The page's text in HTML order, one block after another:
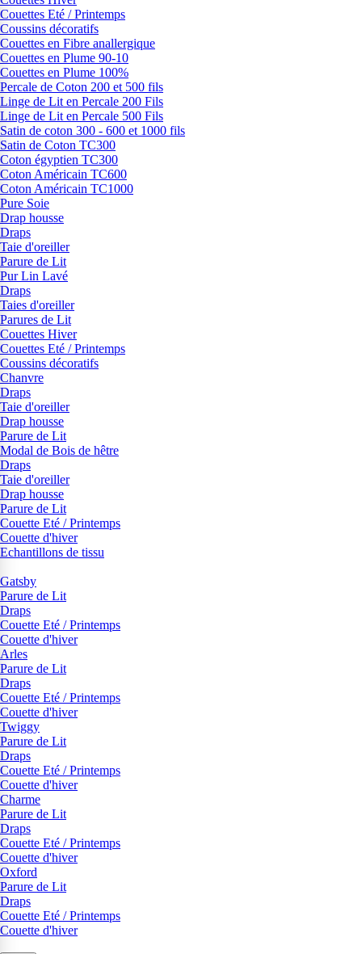
Couettes Eté / Printemps
Coussins décoratifs
Couettes en Fibre anallergique
Couettes en Plume 90-10
Couettes en Plume 100%
Percale de Coton 200 et 500 fils
Linge de Lit en Percale 200 Fils
Linge de Lit en Percale 500 Fils
Satin de coton 300 - 600 et 1000 fils
Satin de Coton TC300
Coton égyptien TC300
Coton Américain TC600
Coton Américain TC1000
Pure Soie
Drap housse
Draps
Taie d'oreiller
Parure de Lit
Pur Lin Lavé
Draps
Taies d'oreiller
Parures de Lit
Couettes Hiver
Couettes Eté / Printemps
Coussins décoratifs
Chanvre
Draps
Taie d'oreiller
Drap housse
Parure de Lit
Modal de Bois de hêtre
Draps
Taie d'oreiller
Drap housse
Parure de Lit
Couette Eté / Printemps
Couette d'hiver
Echantillons de tissu
Gatsby
Parure de Lit
Draps
Couette Eté / Printemps
Couette d'hiver
Arles
Parure de Lit
Draps
Couette Eté / Printemps
Couette d'hiver
Twiggy
Parure de Lit
Draps
Couette Eté / Printemps
Couette d'hiver
Charme
Parure de Lit
Draps
Couette Eté / Printemps
Couette d'hiver
Oxford
Parure de Lit
Draps
Couette Eté / Printemps
Couette d'hiver